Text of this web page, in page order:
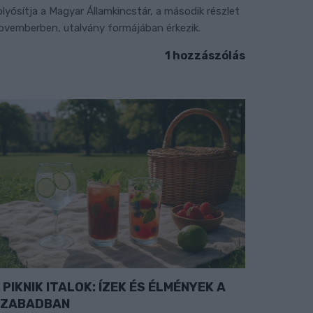
a Magyar Államkincstár, a második részlet
utalvány formájában érkezik.
1 hozzászólás
PIKNIK ITALOK: ÍZEK ÉS ÉLMÉNYEK A